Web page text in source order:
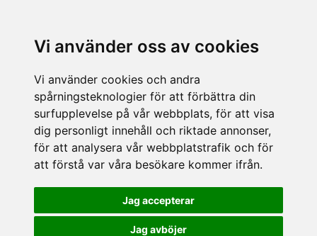
Vi använder oss av cookies
Vi använder cookies och andra
spårningsteknologier för att förbättra din
surfupplevelse på vår webbplats, för att visa
dig personligt innehåll och riktade annonser,
för att analysera vår webbplatstrafik och för
att förstå var våra besökare kommer ifrån.
Jag accepterar
Jag avböjer